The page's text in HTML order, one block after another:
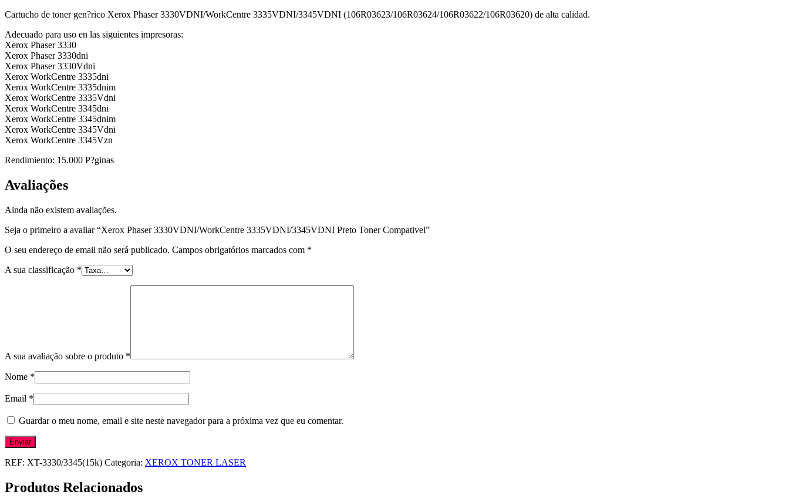
Compativel
Cartucho de toner gen?rico Xerox Phaser 3330VDNI/WorkCentre 3335VDNI/3345VDNI (106R03623/106R03624/106R03622/106R03620) de alta calidad.
Adecuado para uso en las siguientes impresoras:
Xerox Phaser 3330
Xerox Phaser 3330dni
Xerox Phaser 3330Vdni
Xerox WorkCentre 3335dni
Xerox WorkCentre 3335dnim
Xerox WorkCentre 3335Vdni
Xerox WorkCentre 3345dni
Xerox WorkCentre 3345dnim
Xerox WorkCentre 3345Vdni
Xerox WorkCentre 3345Vzn
Rendimiento: 15.000 P?ginas
Avaliações
Ainda não existem avaliações.
Seja o primeiro a avaliar “Xerox Phaser 3330VDNI/WorkCentre 3335VDNI/3345VDNI Preto Toner Compativel”
O seu endereço de email não será publicado. Campos obrigatórios marcados com *
A sua classificação *
A sua avaliação sobre o produto *
Nome *
Email *
Guardar o meu nome, email e site neste navegador para a próxima vez que eu comentar.
REF: XT-3330/3345(15k) Categoria: XEROX TONER LASER
Produtos Relacionados